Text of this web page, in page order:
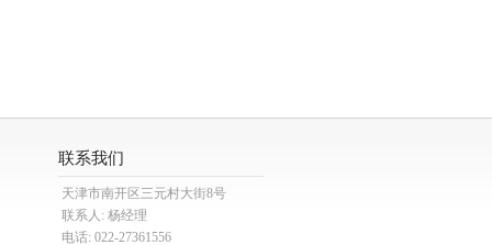
联系我们
天津市南开区三元村大街8号
联系人: 杨经理
电话: 022-27361556